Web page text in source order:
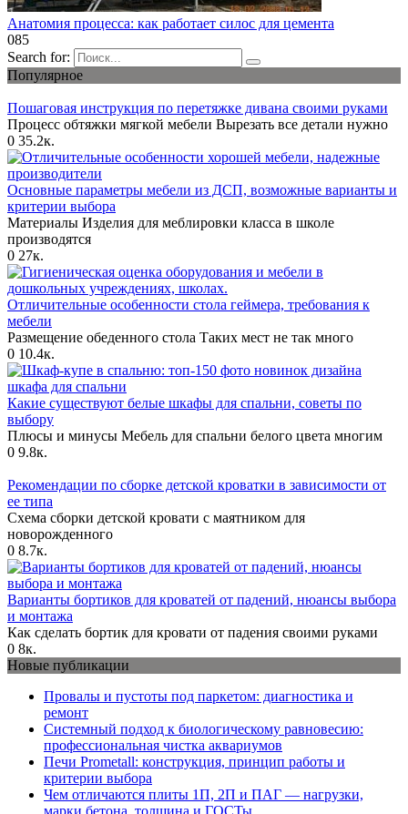
Анатомия процесса: как работает силос для цемента
085
Search for:
Популярное
Пошаговая инструкция по перетяжке дивана своими руками
Процесс обтяжки мягкой мебели Вырезать все детали нужно
0 35.2к.
Основные параметры мебели из ДСП, возможные варианты и
критерии выбора
Материалы Изделия для меблировки класса в школе
производятся
0 27к.
Отличительные особенности стола геймера, требования к
мебели
Размещение обеденного стола Таких мест не так много
0 10.4к.
Какие существуют белые шкафы для спальни, советы по
выбору
Плюсы и минусы Мебель для спальни белого цвета многим
0 9.8к.
Рекомендации по сборке детской кроватки в зависимости от
ее типа
Схема сборки детской кровати с маятником для
новорожденного
0 8.7к.
Варианты бортиков для кроватей от падений, нюансы выбора
и монтажа
Как сделать бортик для кровати от падения своими руками
0 8к.
Новые публикации
Провалы и пустоты под паркетом: диагностика и
ремонт
Системный подход к биологическому равновесию:
профессиональная чистка аквариумов
Печи Prometall: конструкция, принцип работы и
критерии выбора
Чем отличаются плиты 1П, 2П и ПАГ — нагрузки,
марки бетона, толщина и ГОСТы